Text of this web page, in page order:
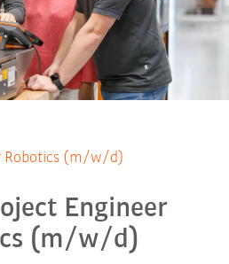
Robotics (m/w/d)
Engineer
(m/w/d)